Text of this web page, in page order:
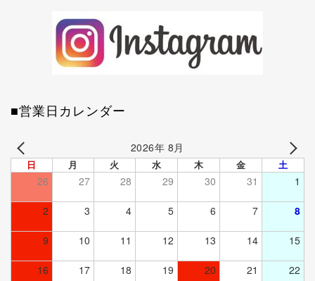
■営業日カレンダー
2026年 8月
日 月 火 水 木 金 土
26 27 28 29 30 31 1
2 3 4 5 6 7 8
9 10 11 12 13 14 15
16 17 18 19 20 21 22